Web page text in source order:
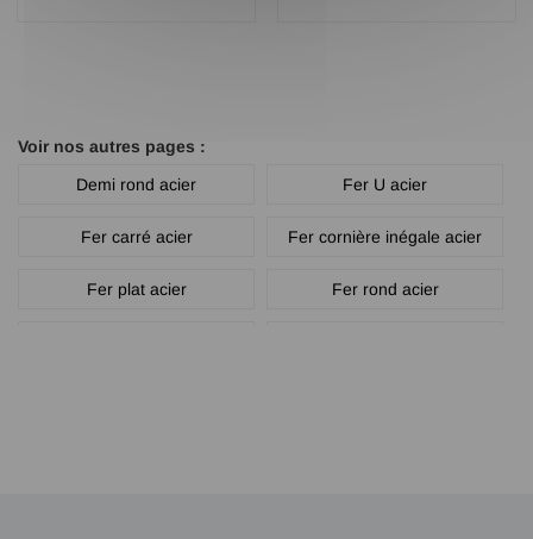
Voir nos autres pages :
Demi rond acier
Fer U acier
Fer carré acier Fer cornière inégale acier
Fer plat acier Fer rond acier